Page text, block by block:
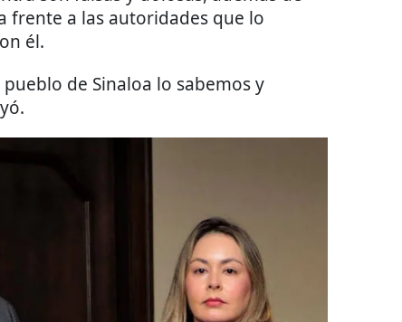
frente a las autoridades que lo
él.
de Sinaloa lo sabemos y